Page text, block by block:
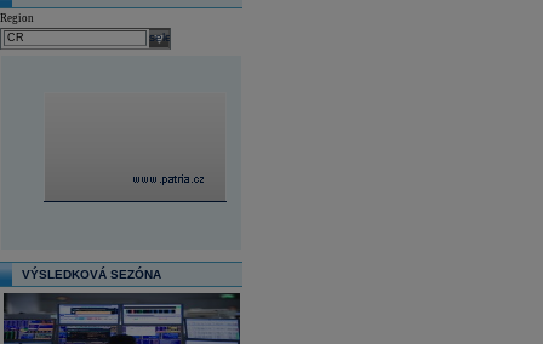
Region
select
VÝSLEDKOVÁ SEZÓNA